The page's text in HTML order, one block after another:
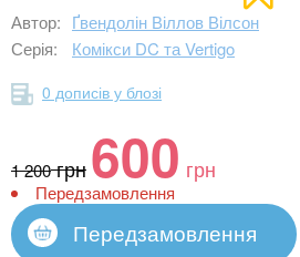
Автор: Ґвендолін Віллов Вілсон
Серія:
Комікси DC та Vertigo
0 дописів у блозі
1 200грн600 грн
Передзамовлення
Передзамовлення